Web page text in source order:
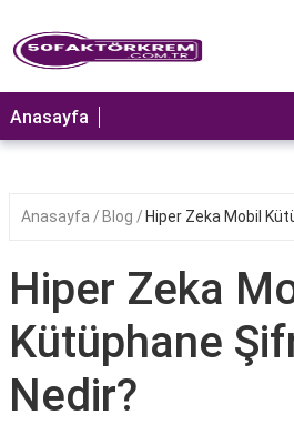
ANASAYFA
Anasayfa
Anasayfa Blog Hiper Zeka Mobil
Hiper Zeka
Kütüphane
Nedir?